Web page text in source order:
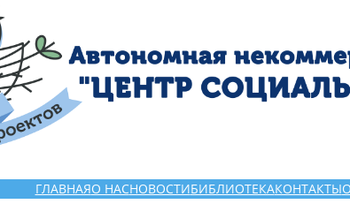
ГЛАВНАЯО НАСНОВОСТИБИБЛИОТЕКАКОНТАКТЫ